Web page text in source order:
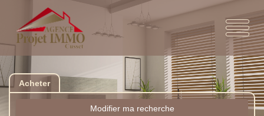
Acheter
Modifier ma recherche